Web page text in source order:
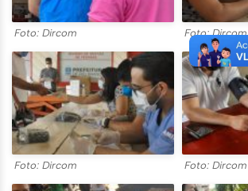
Foto: Dircom Foto: Dircom
Foto: Dircom Foto: Dircom